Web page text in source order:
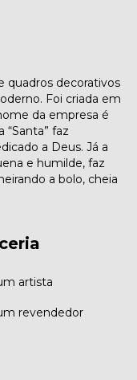
quadros decorativos
Foi criada em
da empresa é
“Santa” faz
a Deus. Já a
e humilde, faz
a bolo, cheia
artista
revendedor